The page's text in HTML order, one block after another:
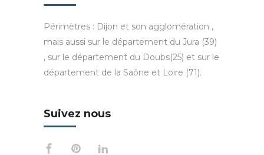
Périmètres : Dijon et son agglomération ,
mais aussi sur le département du Jura (39)
, sur le département du Doubs(25) et sur le
département de la Saône et Loire (71).
Suivez nous